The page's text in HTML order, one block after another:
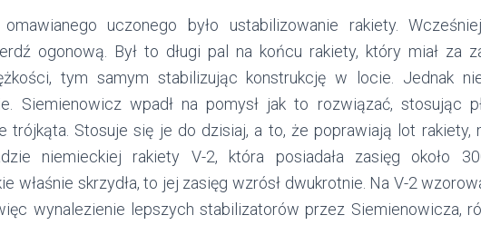
uczonego było ustabilizowanie rakiety.
ogonową. Był to długi pal na końcu rakiety, który miał za
tym samym stabilizując konstrukcję w locie. Jednak
Siemienowicz wpadł na pomysł jak to rozwiązać, stosując
trójkąta. Stosuje się je do dzisiaj, a to, że poprawiają lot rakiety,
niemieckiej rakiety V-2, która posiadała zasięg około
właśnie skrzydła, to jej zasięg wzrósł dwukrotnie. Na V-2
wynalezienie lepszych stabilizatorów przez Siemienowicza,